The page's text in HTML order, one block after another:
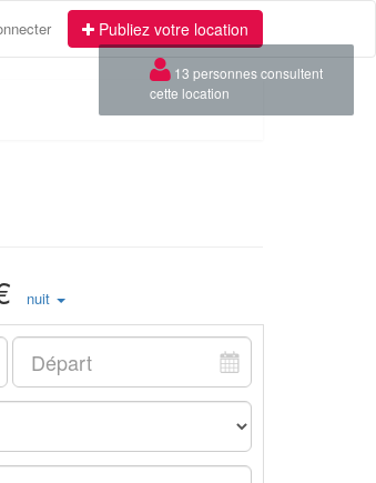
Publiez votre location
nuit
×
13 personnes consultent
cette location